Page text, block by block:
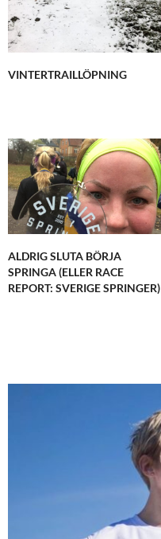
VINTERTRAILLÖPNING
ALDRIG SLUTA BÖRJA
SPRINGA (ELLER RACE
REPORT: SVERIGE SPRINGER)